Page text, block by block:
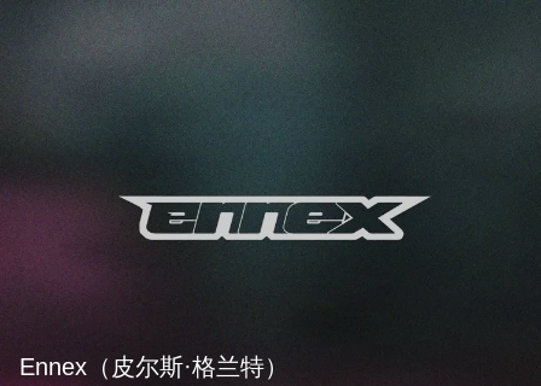
Ennex （皮尔斯·格兰特）